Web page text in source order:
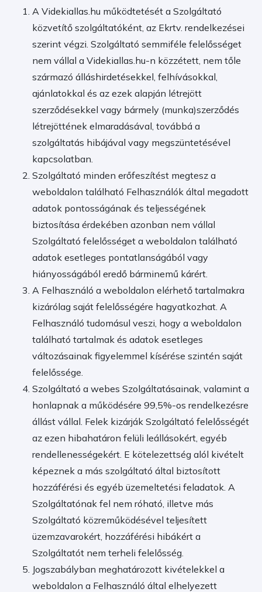
A Videkiallas.hu működtetését a Szolgáltató
közvetítő szolgáltatóként, az Ekrtv. rendelkezései
szerint végzi. Szolgáltató semmiféle felelősséget
nem vállal a Videkiallas.hu-n közzétett, nem tőle
származó álláshirdetésekkel, felhívásokkal,
ajánlatokkal és az ezek alapján létrejött
szerződésekkel vagy bármely (munka)szerződés
létrejöttének elmaradásával, továbbá a
szolgáltatás hibájával vagy megszüntetésével
kapcsolatban.
Szolgáltató minden erőfeszítést megtesz a
weboldalon található Felhasználók által megadott
adatok pontosságának és teljességének
biztosítása érdekében azonban nem vállal
Szolgáltató felelősséget a weboldalon található
adatok esetleges pontatlanságából vagy
hiányosságából eredő bárminemű kárért.
A Felhasználó a weboldalon elérhető tartalmakra
kizárólag saját felelősségére hagyatkozhat. A
Felhasználó tudomásul veszi, hogy a weboldalon
található tartalmak és adatok esetleges
változásainak figyelemmel kísérése szintén saját
felelőssége.
Szolgáltató a webes Szolgáltatásainak, valamint a
honlapnak a működésére 99,5%-os rendelkezésre
állást vállal. Felek kizárják Szolgáltató felelősségét
az ezen hibahatáron felüli leállásokért, egyéb
rendellenességekért. E kötelezettség alól kivételt
képeznek a más szolgáltató által biztosított
hozzáférési és egyéb üzemeltetési feladatok. A
Szolgáltatónak fel nem róható, illetve más
Szolgáltató közreműködésével teljesített
üzemzavarokért, hozzáférési hibákért a
Szolgáltatót nem terheli felelősség.
Jogszabályban meghatározott kivételekkel a
weboldalon a Felhasználó által elhelyezett